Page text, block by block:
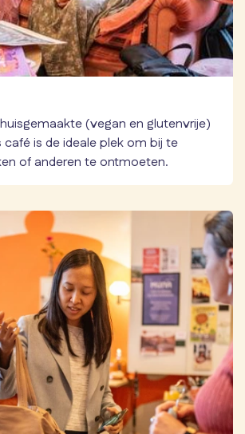
(vegan en glutenvrije)
café is de ideale plek om bij te
of anderen te ontmoeten.